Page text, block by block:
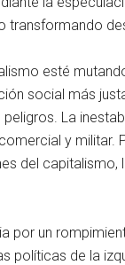
transformando
esté
social más
La
y
del
por un
políticas de la